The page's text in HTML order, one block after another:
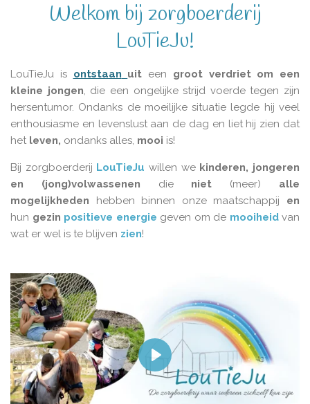
Welkom bij zorgboerderij
LouTieJu!
LouTieJu is ontstaan uit een groot verdriet om een
kleine jongen, die een ongelijke strijd voerde tegen zijn
hersentumor. Ondanks de moeilijke situatie legde hij veel
enthousiasme en levenslust aan de dag en liet hij zien dat
het leven, ondanks alles, mooi is!
Bij zorgboerderij LouTieJu willen we kinderen, jongeren
en (jong)volwassenen die niet (meer) alle
mogelijkheden hebben binnen onze maatschappij en
hun gezin positieve energie geven om de mooiheid van
wat er wel is te blijven zien!
P
l